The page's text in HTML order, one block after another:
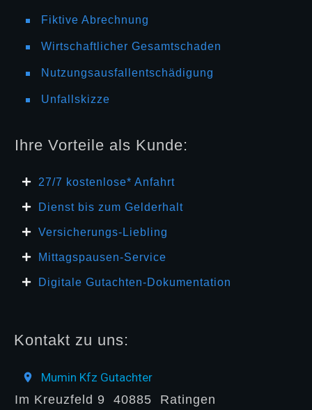
Fiktive Abrechnung
Wirtschaftlicher Gesamtschaden
Nutzungsausfallentschädigung
Unfallskizze
Ihre Vorteile als Kunde:
27/7 kosten lose* Anfahrt
Dienst bis zum Gelderhalt
Versicherungs-Liebling
Mittagspausen-Service
Digitale Gutachten-Dokumentation
Kontakt zu uns:
Mumin Kfz Gutachter
Im Kreuzfeld 9 40885 Ratingen